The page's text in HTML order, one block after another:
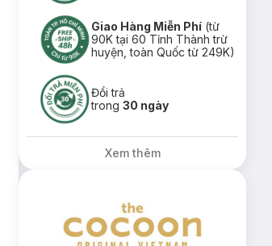
Giao Hàng Miễn Phí (từ
90K tại 60 Tỉnh Thành trừ
huyện, toàn Quốc từ 249K)
Đổi trả
trong30 ngày
Xem thêm